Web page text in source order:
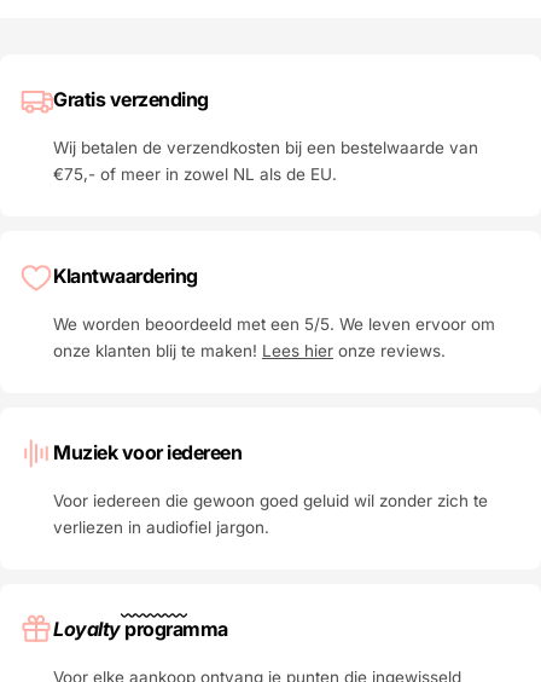
Gratis verzending
Wij betalen de verzendkosten bij een bestelwaarde van
€75,- of meer in zowel NL als de EU.
Klantwaardering
We worden beoordeeld met een 5/5. We leven ervoor om
onze klanten blij te maken! Lees hier onze reviews.
Muziek voor iedereen
Voor iedereen die gewoon goed geluid wil zonder zich te
verliezen in audiofiel jargon.
Loyaltyprogramma
Voor elke aankoop ontvang je punten die ingewisseld